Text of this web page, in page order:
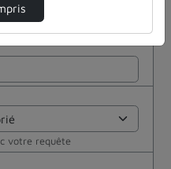
votre requête